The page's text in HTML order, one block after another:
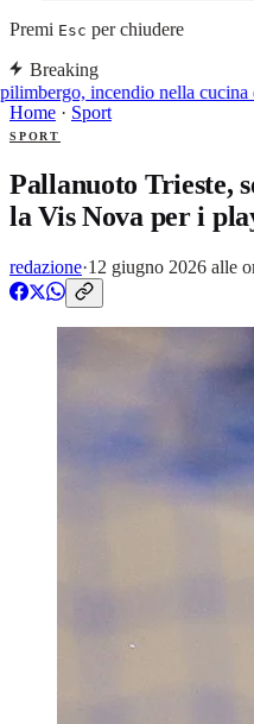
Premi Esc per chiudere
Breaking
incendio nella cucina
Home · Sport
SPORT
Pallanuoto Trieste,
la Vis Nova per i
redazione·12 giugno 2026 alle